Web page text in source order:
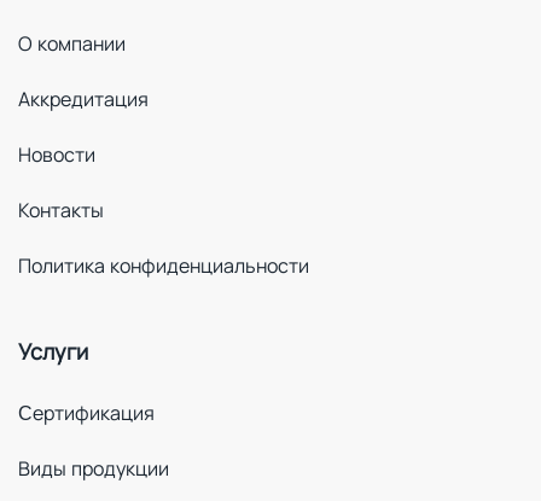
О компании
Аккредитация
Новости
Контакты
Политика конфиденциальности
Услуги
Cертификация
Виды продукции